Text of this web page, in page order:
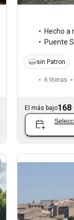
Hecho a
Puente
sin Patron
6 literas
El más bajo168